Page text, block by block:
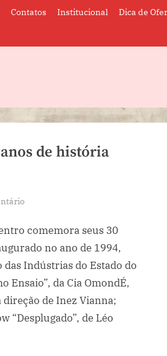
Contatos Institucional
Dica de
de história
Firjan
SESI
Centro
celebra
anos
de
comemora seus 30
no ano de 1994,
Indústrias do Estado do
Ensaio”, da Cia OmondÉ,
direção de Inez Vianna;
“Desplugado”, de Léo